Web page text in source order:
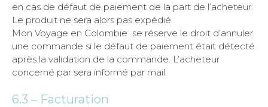
en cas de défaut de paiement de la part de l’acheteur.
Le produit ne sera alors pas expédié.
Mon Voyage en Colombie se réserve le droit d’annuler
une commande si le défaut de paiement était détecté
après la validation de la commande. L’acheteur
concerné par sera informé par mail.
6.3 – Facturation